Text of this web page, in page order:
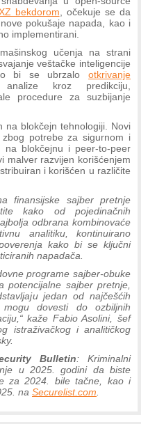
bekdorom , očekuje se da
pokušaje napada, kao i
implementirani.
učenja na strani
veštačke inteligencije
bi se ubrzalo otkrivanje
kroz predikciju,
procedure za suzbijanje
na blokčejn tehnologiji. Novi
potrebe za sigurnom i
na blokčejnu i peer-to-peer
malver razvijen korišćenjem
i korišćen u različite
finansijske sajber pretnje
kako od pojedinačnih
odbrana kombinovaće
analitiku, kontinuirano
kako bi se ključni
napadača.
programe sajber-obuke
sajber pretnje,
jedan od najčešćih
dovesti do ozbiljnih
kaže Fabio Asolini, šef
istraživačkog i analitičkog
Bulletin: Kriminalni
u 2025. godini da biste
za 2024. bile tačne, kao i
na Securelist.com